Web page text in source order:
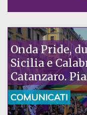
Onda Pride,
Sicilia e
Catanzaro.
la nostra
COMUNICATI